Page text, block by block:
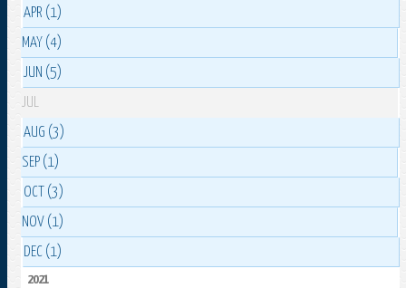
APR (1)
MAY (4)
JUN (5)
JUL
AUG (3)
SEP (1)
OCT (3)
NOV (1)
DEC (1)
2021